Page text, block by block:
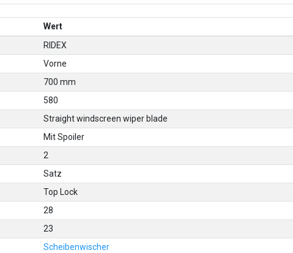
Wert
RIDEX
Vorne
700 mm
580
Straight windscreen wiper blade
Mit Spoiler
2
Satz
Top Lock
28
23
Scheibenwischer